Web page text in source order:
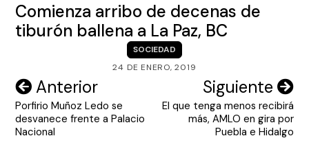
Comienza arribo de decenas de
tiburón ballena a La Paz, BC
SOCIEDAD
24 DE ENERO, 2019
Navegación
de
entradas
Anterior
Porfirio Muñoz Ledo se
desvanece frente a Palacio
Nacional
Siguiente
El que tenga menos recibirá
más, AMLO en gira por
Puebla e Hidalgo